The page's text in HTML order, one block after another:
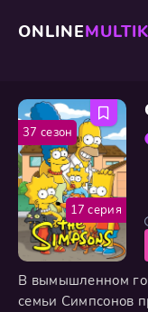
ONLINE
В вымышленном
семьи Симпсонов
17 серия
37 сезон